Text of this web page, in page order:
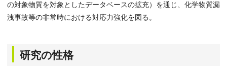
の対象物質を対象としたデータベースの拡充）を通じ、化学物質漏
洩事故等の非常時における対応力強化を図る。
研究の性格